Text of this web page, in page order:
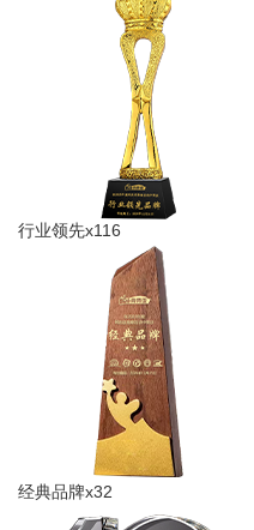
行业领先x116
经典品牌x32